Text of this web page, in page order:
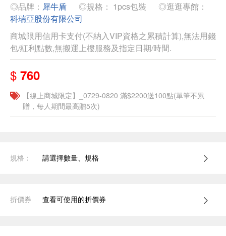
◎品牌： 犀牛盾 ◎規格： 1pcs包裝
◎逛逛專館：
科瑞亞股份有限公司
商城限用信用卡支付(不納入VIP資格之累積計算),無法用錢
包/紅利點數,無搬運上樓服務及指定日期/時間.
$ 760
【線上商城限定】_0729-0820 滿$2200送100點(單筆不累
贈，每人期間最高贈5次)
規格： 請選擇數量、規格
折價券 查看可使用的折價券